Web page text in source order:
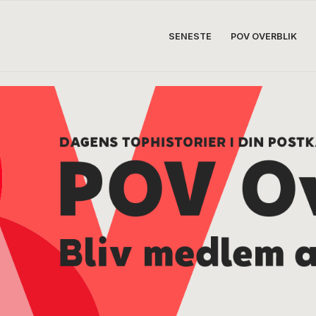
SENESTE POV OVERBLIK